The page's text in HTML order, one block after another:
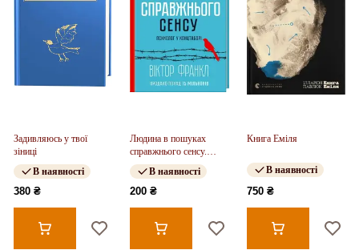
Задивляюсь у твої
зіниці
В наявності
380 ₴
Людина в пошуках
справжнього сенсу.
Психолог у концтаборі
В наявності
200 ₴
Книга Еміля
В наявності
750 ₴